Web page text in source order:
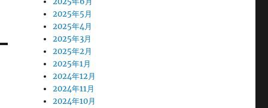
2025年5月
2025年4月
2025年3月
2025年2月
2025年1月
2024年12月
2024年11月
2024年10月